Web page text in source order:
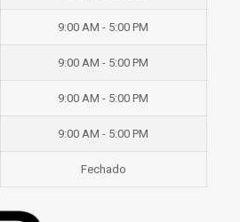
9:00 AM - 5:00 PM
9:00 AM - 5:00 PM
9:00 AM - 5:00 PM
9:00 AM - 5:00 PM
Fechado